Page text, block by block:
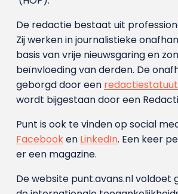
De redactie bestaat uit
Zij werken in journalistieke
basis van vrije nieuwsgaring en
beïnvloeding van derden. De
geborgd door een redactiestatuut
wordt bijgestaan door een
Punt is ook te vinden op social
Facebooken LinkedIn. Een keer
er een magazine.
De website punt.avans.nl voldoet